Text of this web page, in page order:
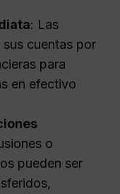
: Las
cuentas por
para
en efectivo
o
pueden ser